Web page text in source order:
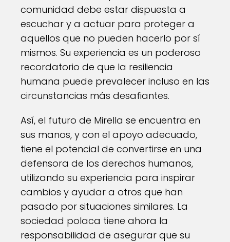
comunidad debe estar dispuesta a
escuchar y a actuar para proteger a
aquellos que no pueden hacerlo por sí
mismos. Su experiencia es un poderoso
recordatorio de que la resiliencia
humana puede prevalecer incluso en las
circunstancias más desafiantes.
Así, el futuro de Mirella se encuentra en
sus manos, y con el apoyo adecuado,
tiene el potencial de convertirse en una
defensora de los derechos humanos,
utilizando su experiencia para inspirar
cambios y ayudar a otros que han
pasado por situaciones similares. La
sociedad polaca tiene ahora la
responsabilidad de asegurar que su